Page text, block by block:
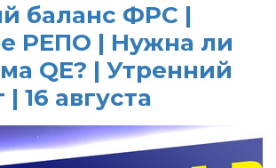
баланс ФРС |
РЕПО | Нужна ли
QE? | Утренний
16 августа